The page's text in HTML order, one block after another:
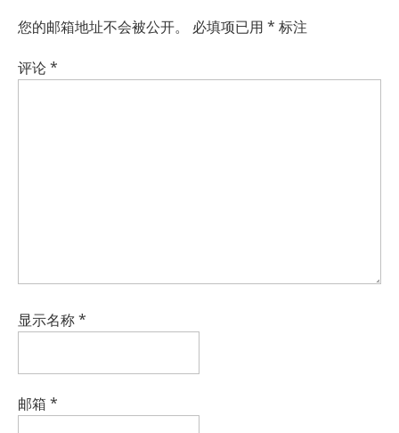
您的邮箱地址不会被公开。 必填项已用 * 标注
评论*
显示名称*
邮箱 *